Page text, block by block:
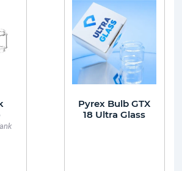
Pyrex Bulb GTX
18 Ultra Glass